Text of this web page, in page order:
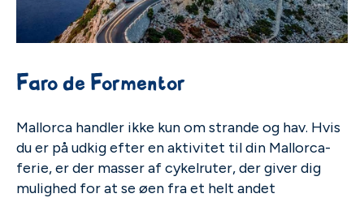
Faro de Formentor
Mallorca handler ikke kun om strande og hav. Hvis
du er på udkig efter en aktivitet til din Mallorca-
ferie, er der masser af cykelruter, der giver dig
mulighed for at se øen fra et helt andet